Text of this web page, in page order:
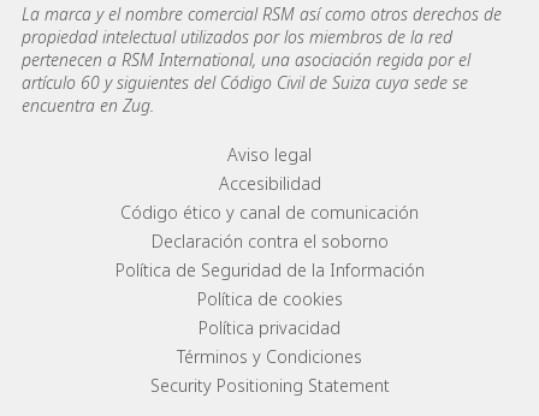
La marca y el nombre comercial RSM así como otros derechos de
propiedad intelectual utilizados por los miembros de la red
pertenecen a RSM International, una asociación regida por el
artículo 60 y siguientes del Código Civil de Suiza cuya sede se
encuentra en Zug.
Footer menu linksAviso legal
Accesibilidad
Código ético y canal de comunicación
Declaración contra el soborno
Política de Seguridad de la Información
Política de cookies
Política privacidad
Términos y Condiciones
Security Positioning Statement